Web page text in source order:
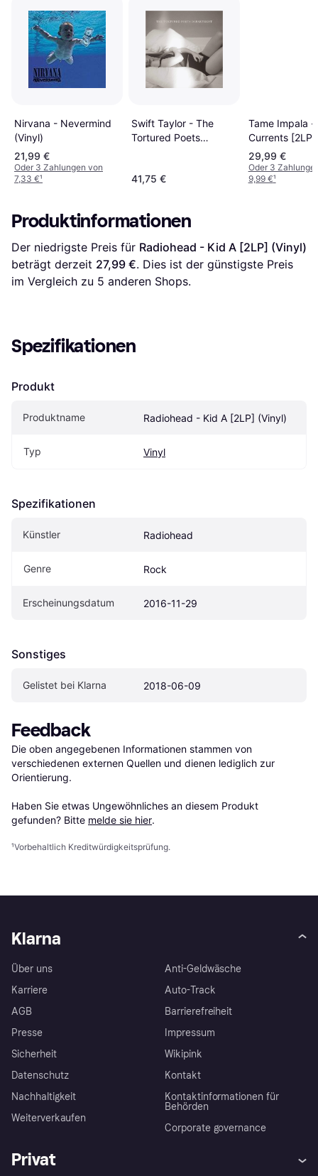
Nirvana - Nevermind
(Vinyl)
21,99 €
Oder 3 Zahlungen von
7,33 €¹
Swift Taylor - The
Tortured Poets
41,75 €
Tame Impala -
Currents [2LP]
29,99 €
Oder 3
9,99 €¹
Produktinformationen
Der niedrigste Preis für Radiohead - Kid A [2LP] (Vinyl)
beträgt derzeit 27,99 €. Dies ist der günstigste Preis
im Vergleich zu 5 anderen Shops.
Spezifikationen
Produkt
Produktname Radiohead - Kid A [2LP] (Vinyl)
Typ Vinyl
Spezifikationen
Künstler Radiohead
Genre Rock
Erscheinungsdatum 2016-11-29
Sonstiges
Gelistet bei Klarna 2018-06-09
Feedback
Die oben angegebenen Informationen stammen von
verschiedenen externen Quellen und dienen lediglich zur
Orientierung.
Haben Sie etwas Ungewöhnliches an diesem Produkt
gefunden? Bitte melde sie hier.
¹Vorbehaltlich Kreditwürdigkeitsprüfung.
Klarna
Über uns
Karriere
AGB
Presse
Sicherheit
Datenschutz
Nachhaltigkeit
Weiterverkaufen
Anti-Geldwäsche
Auto-Track
Barrierefreiheit
Impressum
Wikipink
Kontakt
Kontaktinformationen für
Behörden
Corporate governance
Privat